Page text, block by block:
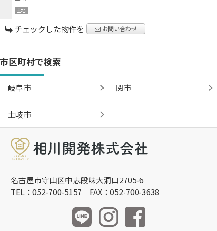
土地
チェックした物件を お問い合わせ
市区町村で検索
岐阜市 関市
土岐市
名古屋市守山区中志段味大洞口2705-6
TEL：052-700-5157 FAX：052-700-3638